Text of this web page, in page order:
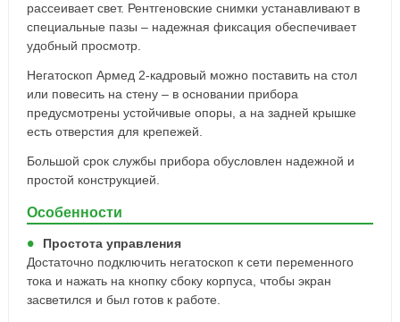
рассеивает свет. Рентгеновские снимки устанавливают в
специальные пазы – надежная фиксация обеспечивает
удобный просмотр.
Негатоскоп Армед 2-кадровый можно поставить на стол
или повесить на стену – в основании прибора
предусмотрены устойчивые опоры, а на задней крышке
есть отверстия для крепежей.
Большой срок службы прибора обусловлен надежной и
простой конструкцией.
Особенности
Простота управления
Достаточно подключить негатоскоп к сети переменного
тока и нажать на кнопку сбоку корпуса, чтобы экран
засветился и был готов к работе.